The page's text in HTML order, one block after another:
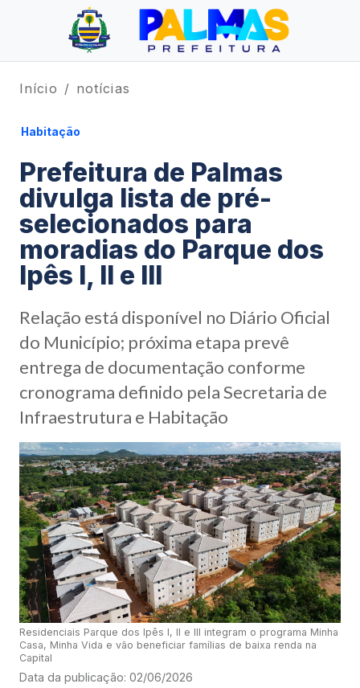
Início notícias
Habitação
Prefeitura de Palmas
divulga lista de pré-
selecionados para
moradias do Parque dos
Ipês I, II e III
Relação está disponível no Diário Oficial
do Município; próxima etapa prevê
entrega de documentação conforme
cronograma definido pela Secretaria de
Infraestrutura e Habitação
Residenciais Parque dos Ipês I, II e III integram o programa Minha
Casa, Minha Vida e vão beneficiar famílias de baixa renda na
Capital
Data da publicação: 02/06/2026